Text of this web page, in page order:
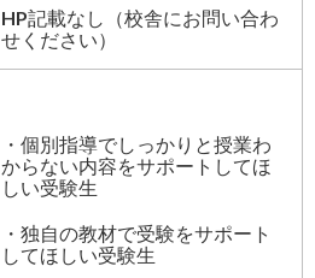
HP記載なし（校舎にお問い合わ
せください）
・個別指導でしっかりと授業わ
からない内容をサポートしてほ
しい受験生
・独自の教材で受験をサポート
してほしい受験生